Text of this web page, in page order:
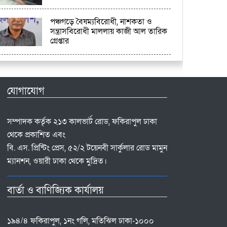
পঞ্চগড়ে বৈষম্যবিরোধী, নাশকতা ও
সন্ত্রাসবিরোধী মাললায় কাজী আল তারিক
গ্রেপ্তার
যোগাযোগ
সম্পাদক কর্তৃক ২১৩ কালভার্ট রোড, ফকিরাপুল ঢাকা
থেকে প্রকাশিত এবং
বি. এস. প্রিন্টিং প্রেস, ৫২/২ টয়েনবী সার্কুলার রোড মামুন
ম্যানশন, ওয়ারী ঢাকা থেকে মুদ্রিত।
বার্তা ও বাণিজ্যিক কার্যালয়
১৯৪/৪ ফকিরাপুল, ১নং গলি, মতিঝিল ঢাকা-১০০০